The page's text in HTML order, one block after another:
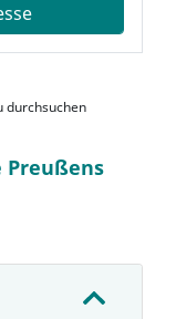
durchsuchen
Preußens